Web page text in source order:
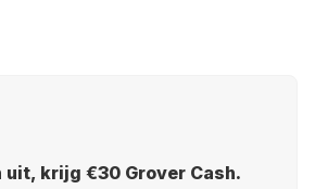
krijg €30 Grover Cash.